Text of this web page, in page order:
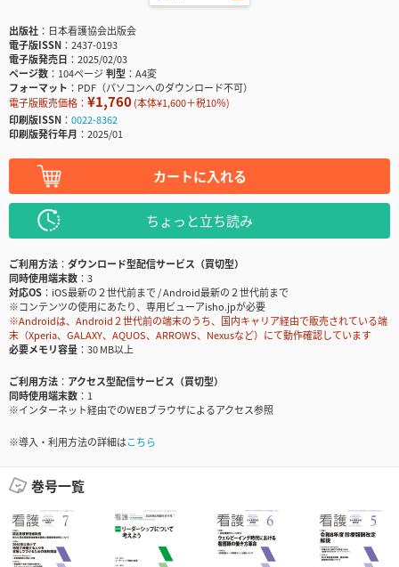
出版社
日本看護協会出版会
電子版ISSN
2437-0193
電子版発売日
2025/02/03
ページ数
104ページ判型
A4変
フォーマット
PDF（パソコンへのダウンロード不可）
電子版販売価格： ¥1,760(本体¥1,600＋税10％)
印刷版ISSN
0022-8362
印刷版発行年月
2025/01
カートに入れる
ちょっと立ち読み
ご利用方法
ダウンロード型配信サービス（買切型）
同時使用端末数
3
対応OS
iOS最新の２世代前まで / Android最新の２世代前まで
※コンテンツの使用にあたり、専用ビューアisho.jpが必要
※Androidは、Android２世代前の端末のうち、国内キャリア経由で販売されている端
末（Xperia、GALAXY、AQUOS、ARROWS、Nexusなど）にて動作確認しています
必要メモリ容量
30 MB以上
ご利用方法
アクセス型配信サービス（買切型）
同時使用端末数
1
※インターネット経由でのWEBブラウザによるアクセス参照
※導入・利用方法の詳細はこちら
巻号一覧